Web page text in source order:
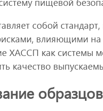
собой
влияющими на
ХАССП как системы
качество